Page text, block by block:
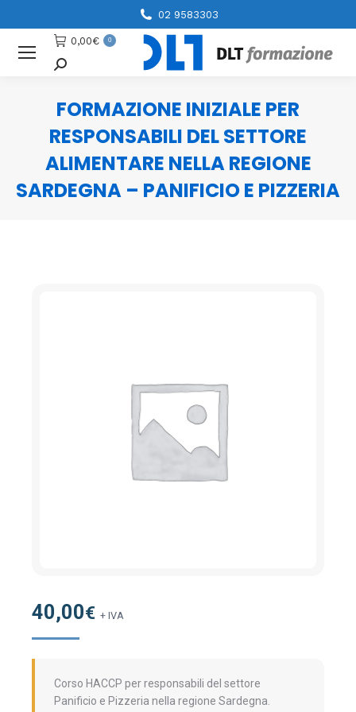
02 9583303
0,00€ 0
Cerca
FORMAZIONE INIZIALE PER
RESPONSABILI DEL SETTORE
ALIMENTARE NELLA REGIONE
SARDEGNA – PANIFICIO E PIZZERIA
40,00€ + IVA
Corso HACCP per responsabili del settore
Panificio e Pizzeria nella regione Sardegna.